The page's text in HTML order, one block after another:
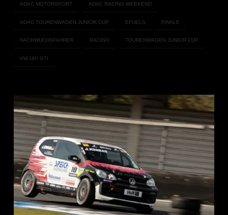
ADAC MOTORSPORT ADAC RACING WEEKEND
ADAC TOURENWAGEN JUNIOR CUP EFUELS FINALE
NACHWUCHSFAHRER RACING TOURENWAGEN JUNIOR CUP
VW UP! GTI